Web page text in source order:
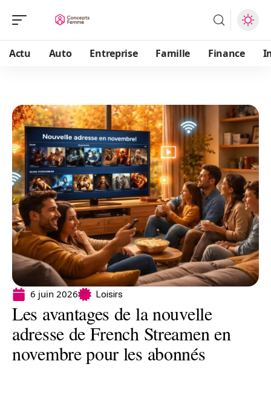
Actu Auto Entreprise Famille Finance
6 juin 2026 Loisirs
Les avantages de la nouvelle
adresse de French Streamen en
novembre pour les abonnés